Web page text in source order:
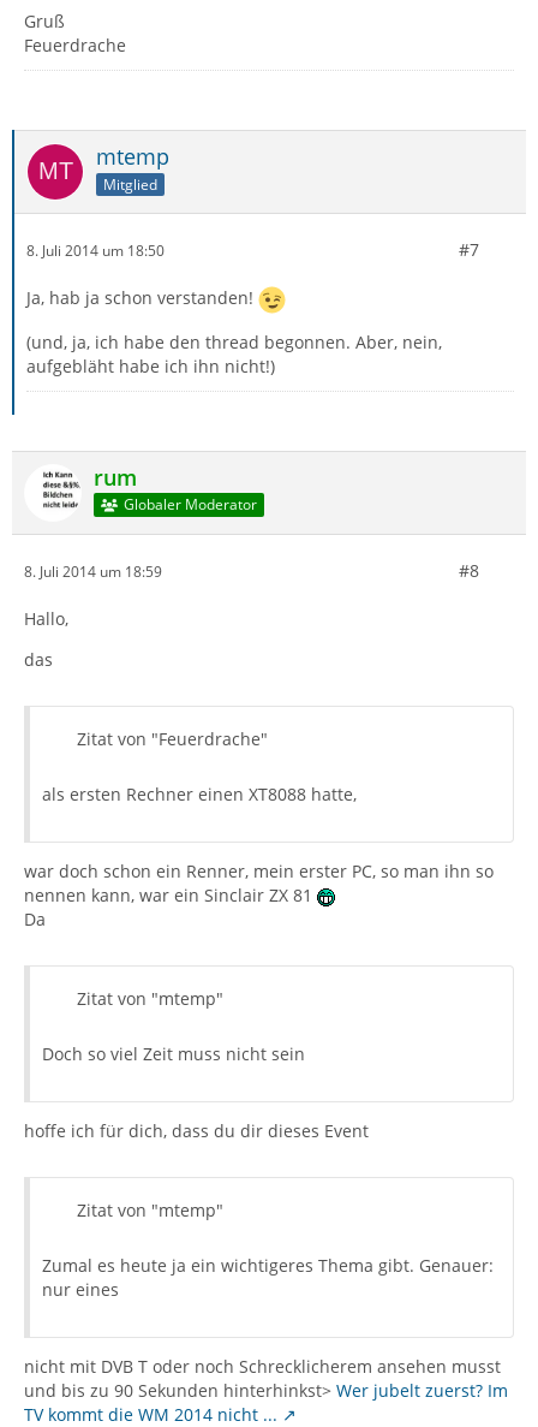
Gruß
Feuerdrache
mtemp
Mitglied
8. Juli 2014 um 18:50 #7
Ja, hab ja schon verstanden!
(und, ja, ich habe den thread begonnen. Aber, nein,
aufgebläht habe ich ihn nicht!)
rum
Globaler Moderator
8. Juli 2014 um 18:59 #8
Hallo,
das
Zitat von "Feuerdrache"
als ersten Rechner einen XT8088 hatte,
war doch schon ein Renner, mein erster PC, so man ihn so
nennen kann, war ein Sinclair ZX 81
Da
Zitat von "mtemp"
Doch so viel Zeit muss nicht sein
hoffe ich für dich, dass du dir dieses Event
Zitat von "mtemp"
Zumal es heute ja ein wichtigeres Thema gibt. Genauer:
nur eines
nicht mit DVB T oder noch Schrecklicherem ansehen musst
und bis zu 90 Sekunden hinterhinkst> Wer jubelt zuerst? Im
TV kommt die WM 2014 nicht ...